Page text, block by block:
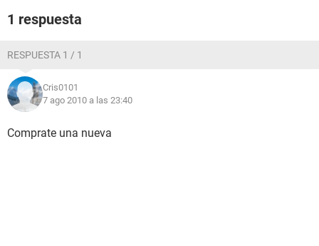
1 respuesta
RESPUESTA 1 / 1
Cris0101
7 ago 2010 a las 23:40
Comprate una nueva